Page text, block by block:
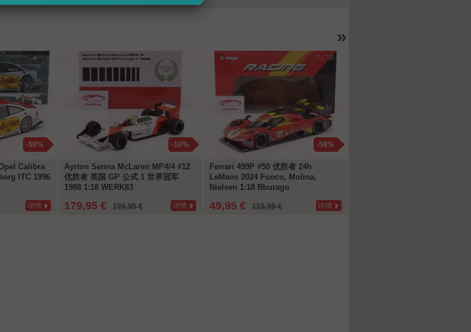
»
-50%
Calibra
ITC 1996
详情
-10%
Ayrton Senna McLaren MP4/4 #12
优胜者 英国 GP 公式 1 世界冠军
1988 1:18 WERK83
179,95 € 199,95 € 详情
-58%
Ferrari 499P #50 优胜者 24h
LeMans 2024 Fuoco, Molina,
Nielsen 1:18 Bburago
49,95 € 119,99 € 详情